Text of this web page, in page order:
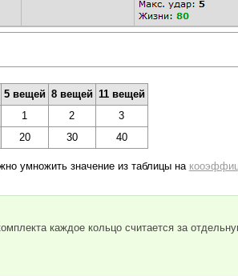
5 вещей 8 вещей 11 вещей
1 2
3
20 30 40
умножить значение из таблицы на
каждое кольцо считается за